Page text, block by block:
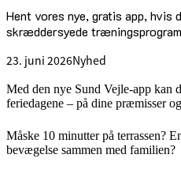
Hent vores nye, gratis app, hvis
skræddersyede
23. juni 2026Nyhed
Med den nye Sund Vejle-app kan
feriedagene – på dine præmisser
Måske 10 minutter på terrassen?
bevægelse sammen med familien?